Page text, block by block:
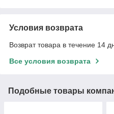
Условия возврата
Возврат товара в течение 14
Все условия возврата
Подобные товары